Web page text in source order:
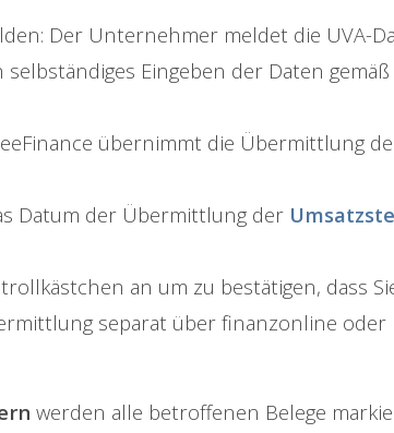
Der Unternehmer meldet die UVA-
Eingeben der Daten
übernimmt die Übermittlung
Datum der Übermittlung der
an um zu bestätigen, dass
separat über finanzonline oder
werden alle betroffenen Belege